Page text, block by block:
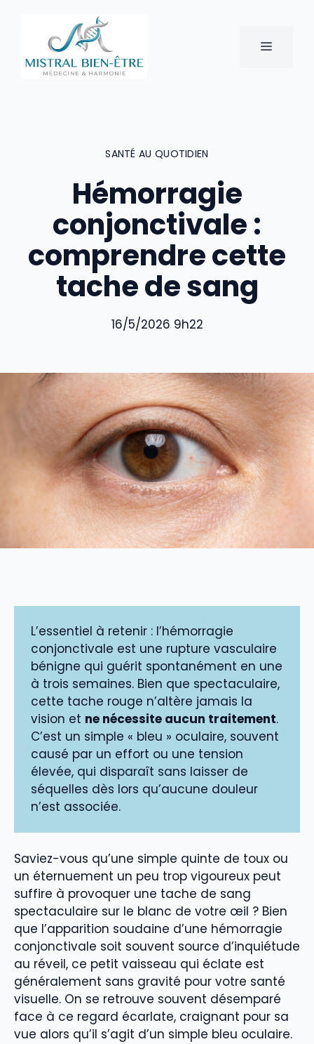
contenu
MENU
SANTÉ AU QUOTIDIEN
Hémorragie
conjonctivale :
comprendre cette
tache de sang
16/5/2026 9h22
L’essentiel à retenir : l’hémorragie
conjonctivale est une rupture vasculaire
bénigne qui guérit spontanément en une
à trois semaines. Bien que spectaculaire,
cette tache rouge n’altère jamais la
vision et ne nécessite aucun traitement.
C’est un simple « bleu » oculaire, souvent
causé par un effort ou une tension
élevée, qui disparaît sans laisser de
séquelles dès lors qu’aucune douleur
n’est associée.
Saviez-vous qu’une simple quinte de toux ou
un éternuement un peu trop vigoureux peut
suffire à provoquer une tache de sang
spectaculaire sur le blanc de votre œil ? Bien
que l’apparition soudaine d’une hémorragie
conjonctivale soit souvent source d’inquiétude
au réveil, ce petit vaisseau qui éclate est
généralement sans gravité pour votre santé
visuelle. On se retrouve souvent désemparé
face à ce regard écarlate, craignant pour sa
vue alors qu’il s’agit d’un simple bleu oculaire.